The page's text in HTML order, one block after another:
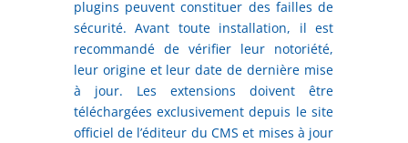
plugins peuvent constituer des failles de
sécurité. Avant toute installation, il est
recommandé de vérifier leur notoriété,
leur origine et leur date de dernière mise
à jour. Les extensions doivent être
téléchargées exclusivement depuis le site
officiel de l’éditeur du CMS et mises à jour